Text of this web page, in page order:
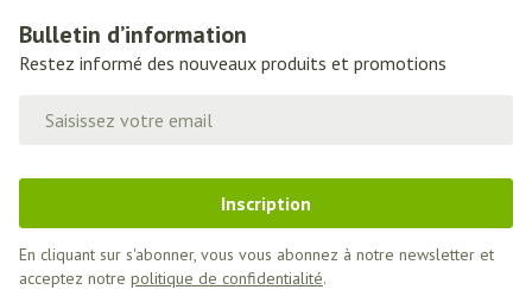
Bulletin d’information
Restez informé des nouveaux produits et promotions
Inscription
En cliquant sur s'abonner, vous vous abonnez à notre newsletter et
acceptez notre politique de confidentialité.